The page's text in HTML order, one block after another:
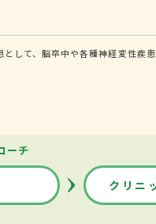
して、脳卒中や各種神経変性疾
ーチ
クリニ